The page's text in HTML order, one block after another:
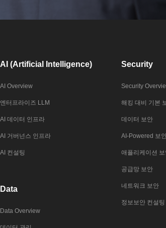
AI (Artificial Intelligence)
AI Overview
엔터프라이즈 LLM
AI 데이터 인프라
AI 거버넌스 인프라
AI 컨설팅
Data
Data Overview
Security
Security
해킹 대비 기본
데이터 보안
AI-Powered 보
애플리케이션
공급망 보안
네트워크 보안
정보보안 컨설팅